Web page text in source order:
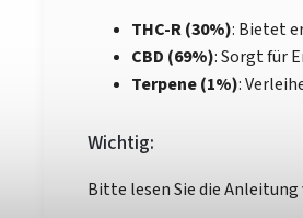
THC-R (30%): Bietet
CBD (69%): Sorgt für
Terpene (1%):
Wichtig:
Bitte lesen Sie die